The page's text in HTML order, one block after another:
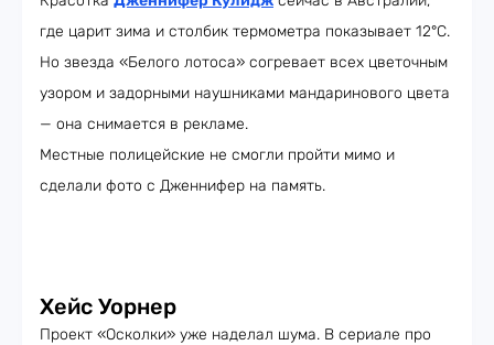
где царит зима и столбик термометра показывает 12°C.
Но звезда «Белого лотоса» согревает всех цветочным
узором и задорными наушниками мандаринового цвета
— она снимается в рекламе.
Местные полицейские не смогли пройти мимо и
сделали фото с Дженнифер на память.
Хейс Уорнер
Проект «Осколки» уже наделал шума. В сериале про